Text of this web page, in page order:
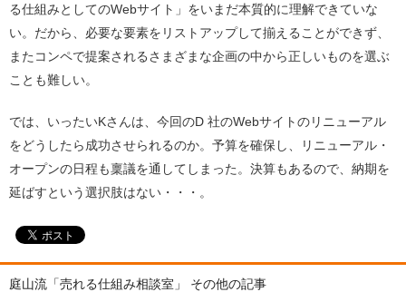
る仕組みとしてのWebサイト」をいまだ本質的に理解できていな
い。だから、必要な要素をリストアップして揃えることができず、
またコンペで提案されるさまざまな企画の中から正しいものを選ぶ
ことも難しい。
では、いったいKさんは、今回のD 社のWebサイトのリニューアル
をどうしたら成功させられるのか。予算を確保し、リニューアル・
オープンの日程も稟議を通してしまった。決算もあるので、納期を
延ばすという選択肢はない・・・。
庭山流「売れる仕組み相談室」 その他の記事